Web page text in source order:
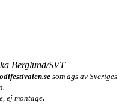
Berglund/SVT
som ägs av Sveriges
ej montage.